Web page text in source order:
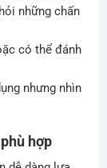
những chấn
có thể đánh
nhưng nhìn
hợp